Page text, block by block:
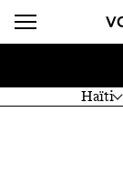
Haïti